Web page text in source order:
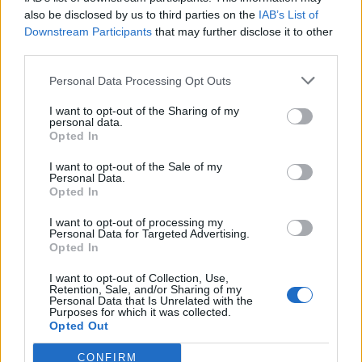
also be disclosed by us to third parties on the IAB’s List of
Downstream Participants that may further disclose it to other
Personal Data Processing Opt Outs
I want to opt-out of the Sharing of my
personal data.
Opted In
I want to opt-out of the Sale of my
Personal Data.
Opted In
I want to opt-out of processing my
Personal Data for Targeted Advertising.
Opted In
I want to opt-out of Collection, Use,
Retention, Sale, and/or Sharing of my
Personal Data that Is Unrelated with the
Purposes for which it was collected.
Opted Out
CONFIRM
Comentari:
Deseu el meu nom, el correu electrònic i el lloc web en
aquest navegador per a la propera vegada que comenti.
Captcha5 - 5 = ?